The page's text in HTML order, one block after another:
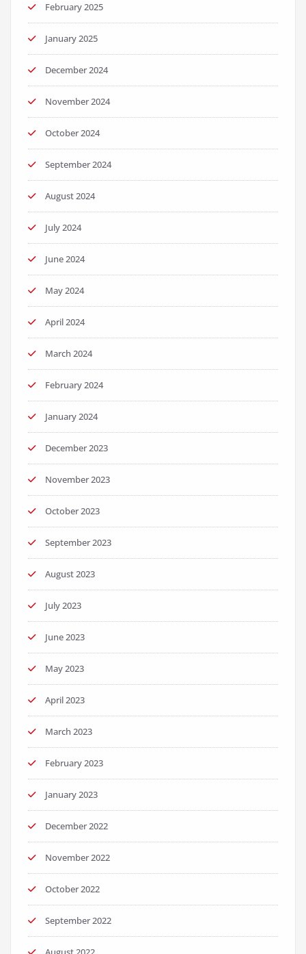
February 2025
January 2025
December 2024
November 2024
October 2024
September 2024
August 2024
July 2024
June 2024
May 2024
April 2024
March 2024
February 2024
January 2024
December 2023
November 2023
October 2023
September 2023
August 2023
July 2023
June 2023
May 2023
April 2023
March 2023
February 2023
January 2023
December 2022
November 2022
October 2022
September 2022